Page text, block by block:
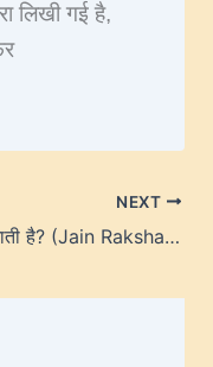
लिखी गई है,
NEXT
जैन धर्म में राखी क्यों मनाई जाती है? (Jain Raksha Bandhan)